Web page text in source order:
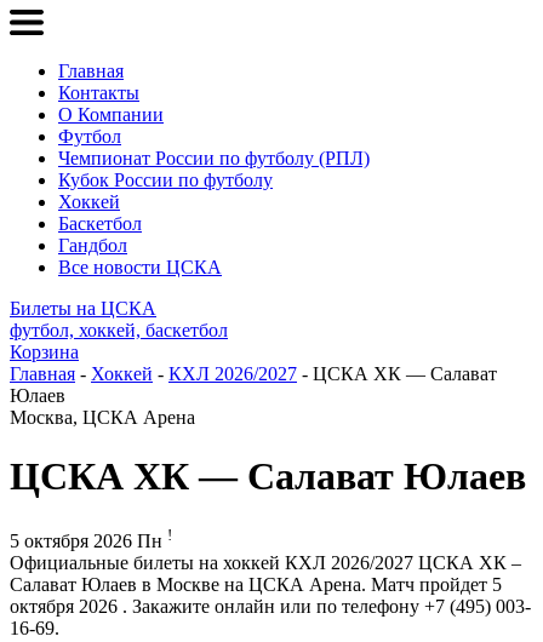
Главная
Контакты
О Компании
Футбол
Чемпионат России по футболу (РПЛ)
Кубок России по футболу
Хоккей
Баскетбол
Гандбол
Все новости ЦСКА
Билеты на ЦСКА
футбол, хоккей, баскетбол
Корзина
Главная - Хоккей - КХЛ 2026/2027 - ЦСКА ХК — Салават
Юлаев
Москва, ЦСКА Арена
ЦСКА ХК — Салават Юлаев
5 октября 2026 Пн !
Официальные билеты на хоккей КХЛ 2026/2027 ЦСКА ХК –
Салават Юлаев в Москве на ЦСКА Арена. Матч пройдет 5
октября 2026 . Закажите онлайн или по телефону +7 (495) 003-
16-69.